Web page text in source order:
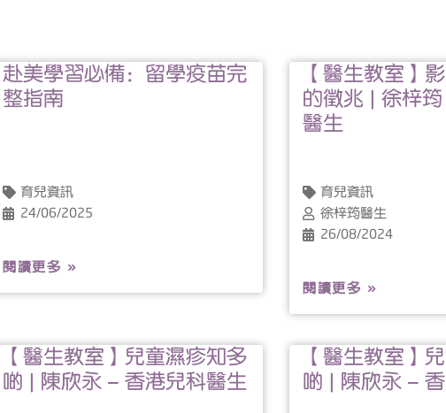
赴美學習必備：留學疫苗完
整指南
育兒資訊
24/06/2025
閱讀更多 »
【醫生教室】
的徵兆 | 徐梓
醫生
育兒資訊
徐梓筠醫生
26/08/2024
閱讀更多 »
【醫生教室】兒童濕疹知多
啲 | 陳欣永 – 香港兒科醫生
【醫生教室】
啲 | 陳欣永 –